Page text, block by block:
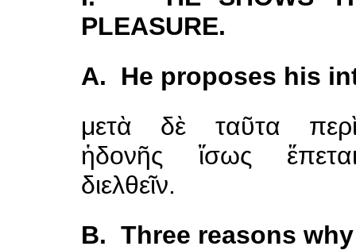
PLEASURE.
A. He proposes his
μετὰ δὲ ταῦτα
ἡδονῆς ἴσως
διελθεῖν.
B. Three reasons